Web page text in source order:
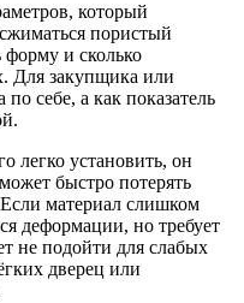
который
сжиматься пористый
форму и сколько
Для закупщика или
себе, а как показатель
легко установить, он
быстро потерять
материал слишком
деформации, но требует
не подойти для слабых
дверец или